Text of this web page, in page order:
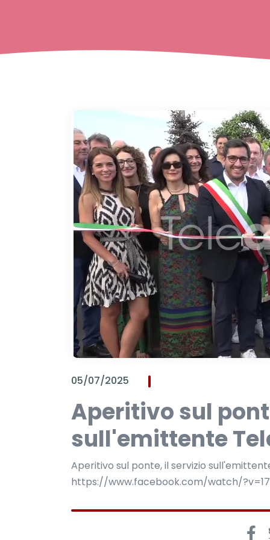
05/07/2025
Aperitivo sul
sull'emittente
Aperitivo sul ponte, il servizio
https://www.facebook.com/watch/